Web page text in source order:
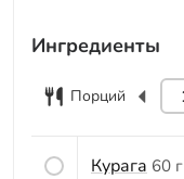
Ингредиенты
Порций
Курага 60 г